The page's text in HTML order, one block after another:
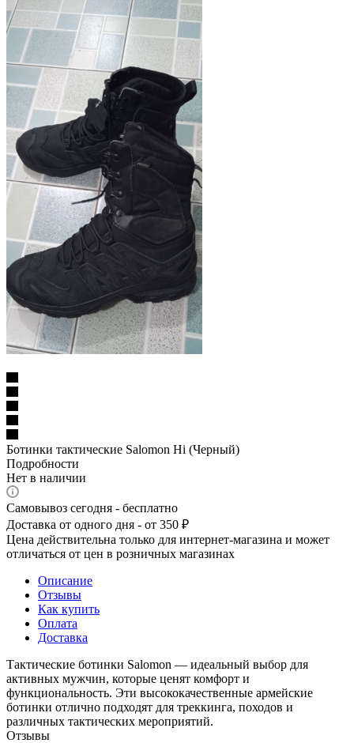
Ботинки тактические Salomon Hi (Черный)
Подробности
Нет в наличии
Самовывоз сегодня - бесплатно
Доставка от одного дня - от 350 ₽
Цена действительна только для интернет-магазина и может
отличаться от цен в розничных магазинах
Описание
Отзывы
Как купить
Оплата
Доставка
Тактические ботинки Salomon — идеальный выбор для
активных мужчин, которые ценят комфорт и
функциональность. Эти высококачественные армейские
ботинки отлично подходят для треккинга, походов и
различных тактических мероприятий.
Отзывы